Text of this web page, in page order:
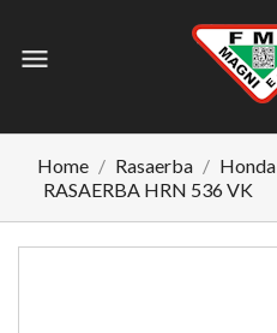
menu
Home Rasaerba Honda
RASAERBA HRN 536 VK